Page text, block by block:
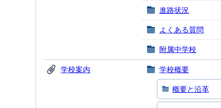
進路状況
よくある質問
附属中学校
学校案内 学校概要
概要と沿革